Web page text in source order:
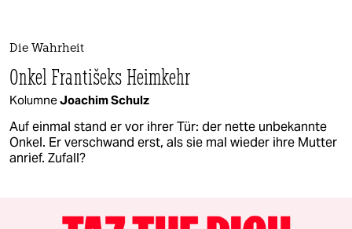
Die Wahrheit
Onkel Františeks Heimkehr
KolumneJoachim Schulz
Auf einmal stand er vor ihrer Tür: der nette unbekannte
Onkel. Er verschwand erst, als sie mal wieder ihre Mutter
anrief. Zufall?